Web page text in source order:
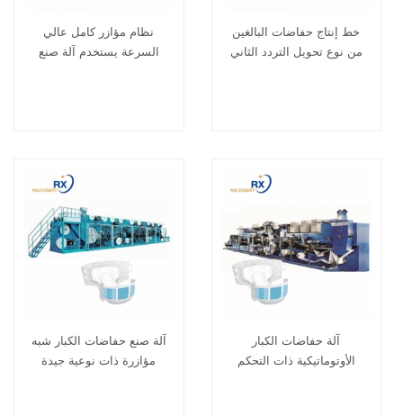
نظام مؤازر كامل عالي
السرعة يستخدم آلة صنع
خط إنتاج حفاضات البالغين
من نوع تحويل التردد الثاني
آلة صنع حفاضات الكبار شبه
مؤازرة ذات نوعية جيدة
آلة حفاضات الكبار
الأوتوماتيكية ذات التحكم